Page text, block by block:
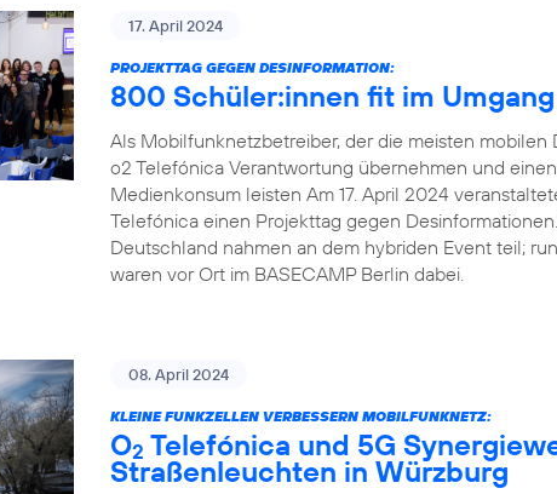
17. April 2024
PROJEKTTAG GEGEN DESINFORMATION:
800 Schüler:innen fit im
Als Mobilfunknetzbetreiber, der die meisten
o2 Telefónica Verantwortung übernehmen und
Medienkonsum leisten Am 17. April 2024
Telefónica einen Projekttag gegen
Deutschland nahmen an dem hybriden Event teil;
waren vor Ort im BASECAMP Berlin dabei.
08. April 2024
KLEINE FUNKZELLEN VERBESSERN MOBILFUNKNETZ:
O2 Telefónica und 5G
Straßenleuchten in Würzburg